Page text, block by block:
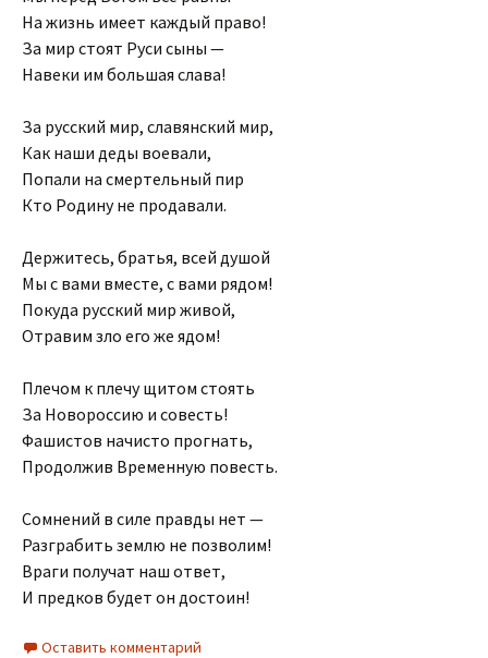
На жизнь имеет каждый право!
За мир стоят Руси сыны —
Навеки им большая слава!
За русский мир, славянский мир,
Как наши деды воевали,
Попали на смертельный пир
Кто Родину не продавали.
Держитесь, братья, всей душой
Мы с вами вместе, с вами рядом!
Покуда русский мир живой,
Отравим зло его же ядом!
Плечом к плечу щитом стоять
За Новороссию и совесть!
Фашистов начисто прогнать,
Продолжив Временную повесть.
Сомнений в силе правды нет —
Разграбить землю не позволим!
Враги получат наш ответ,
И предков будет он достоин!
Оставить комментарий